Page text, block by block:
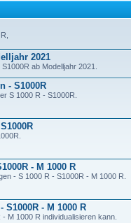
2021
ab Modelljahr 2021.
- S1000R
S 1000 R - S1000R.
- M 1000 R
- S 1000 R - S1000R - M 1000 R.
S1000R - M 1000 R
M 1000 R individualisieren kann.